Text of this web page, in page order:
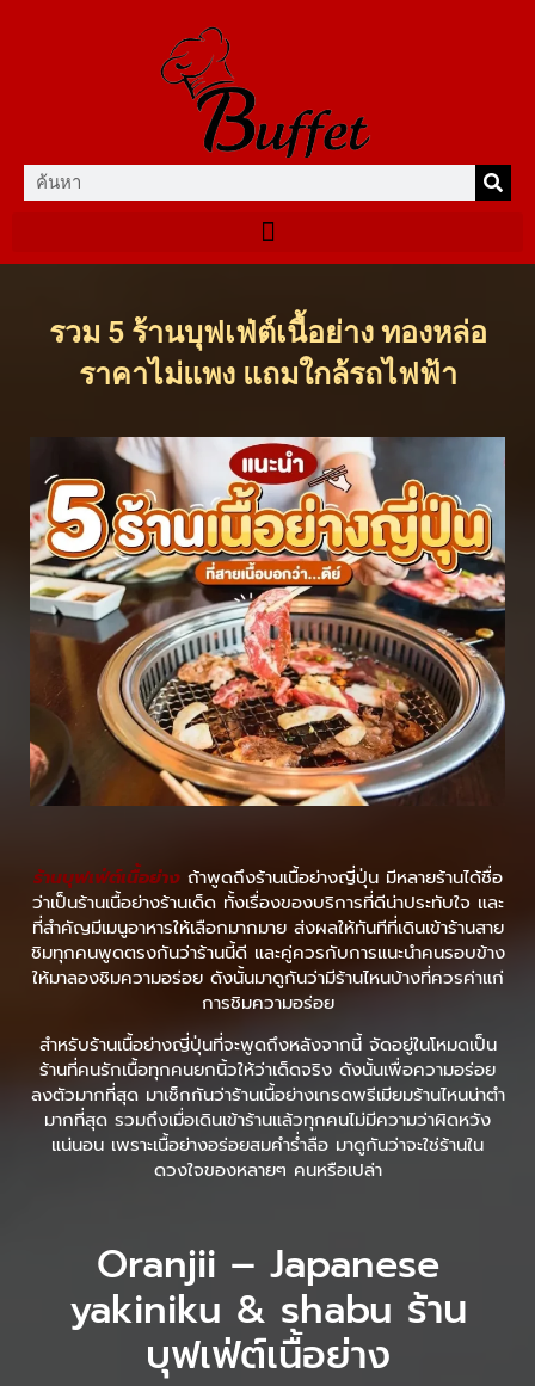
รวม 5 ร้านบุฟเฟ่ต์เนื้อย่าง ทองหล่อ
ราคาไม่แพง แถมใกล้รถไฟฟ้า
ร้านบุฟเฟ่ต์เนื้อย่างถ้าพูดถึงร้านเนื้อย่างญี่ปุ่น มีหลายร้านได้ชื่อ
ว่าเป็นร้านเนื้อย่างร้านเด็ด ทั้งเรื่องของบริการที่ดีน่าประทับใจ และ
ที่สำคัญมีเมนูอาหารให้เลือกมากมาย ส่งผลให้ทันทีที่เดินเข้าร้านสาย
ชิมทุกคนพูดตรงกันว่าร้านนี้ดี และคู่ควรกับการแนะนำคนรอบข้าง
ให้มาลองชิมความอร่อย ดังนั้นมาดูกันว่ามีร้านไหนบ้างที่ควรค่าแก่
การชิมความอร่อย
สำหรับร้านเนื้อย่างญี่ปุ่นที่จะพูดถึงหลังจากนี้ จัดอยู่ในโหมดเป็น
ร้านที่คนรักเนื้อทุกคนยกนิ้วให้ว่าเด็ดจริง ดังนั้นเพื่อความอร่อย
ลงตัวมากที่สุด มาเช็กกันว่าร้านเนื้อย่างเกรดพรีเมียมร้านไหนน่าตำ
มากที่สุด รวมถึงเมื่อเดินเข้าร้านแล้วทุกคนไม่มีความว่าผิดหวัง
แน่นอน เพราะเนื้อย่างอร่อยสมคำร่ำลือ มาดูกันว่าจะใช่ร้านใน
ดวงใจของหลายๆ คนหรือเปล่า
Oranjii – Japanese
yakiniku & shabu ร้าน
บุฟเฟ่ต์เนื้อย่าง